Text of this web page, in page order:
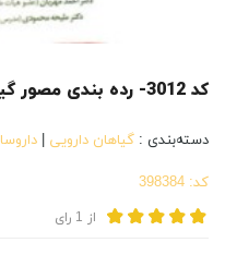
کد 3012- رده بندی مصور گیاهی (بازدانگان و نهاندانگان)
دسته‌بندی : گیاهان دارویی
کد:
از 1 رای